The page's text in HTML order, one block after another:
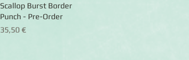
Schnellansicht
Scallop Burst Border
Punch - Pre-Order
Preis
35,50 €